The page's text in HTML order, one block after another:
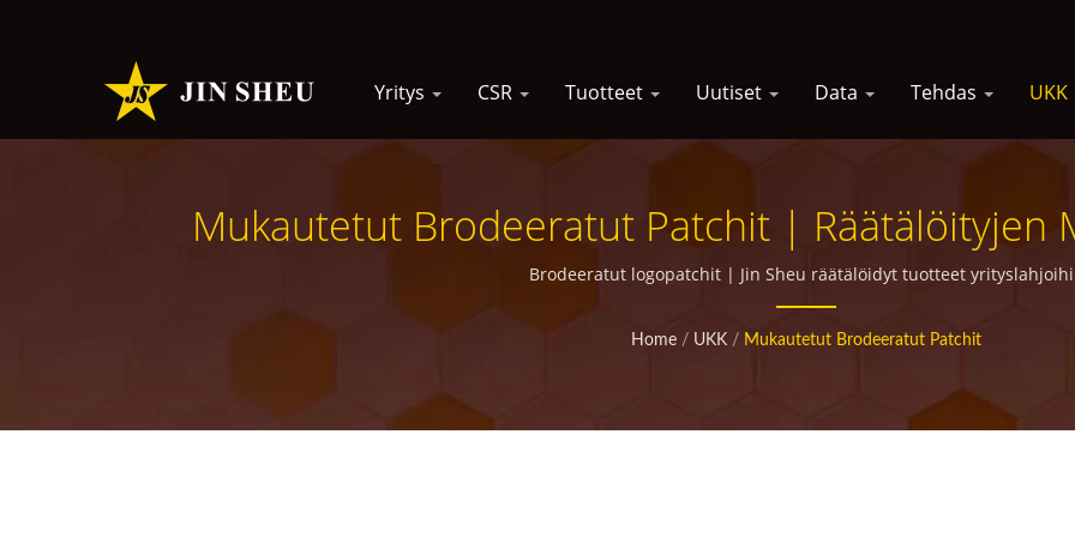
Yritys CSR Tuotteet Uutiset Data Tehdas UKK
Mukautetut Brodeeratut Patchit | Räätälöityjen
Valmistaja, Jolla On Yli 30 Vuoden
Brodeeratut logopatchit | Jin Sheu räätälöidyt tuotteet
Home / UKK / Mukautetut Brodeeratut Patchit